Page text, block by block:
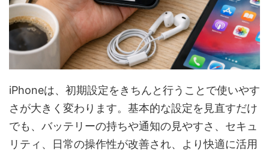
iPhoneは、初期設定をきちんと行うことで使いやす
さが大きく変わります。基本的な設定を見直すだけ
でも、バッテリーの持ちや通知の見やすさ、セキュ
リティ、日常の操作性が改善され、より快適に活用